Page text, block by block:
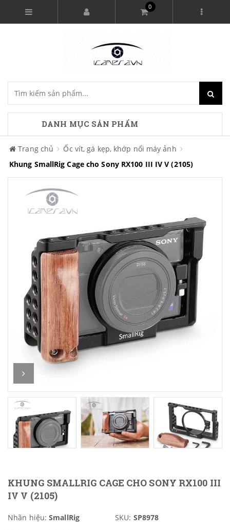
0
DANH MỤC SẢN PHẨM
Trang chủ
Ốc vít, gá kẹp, khớp nối máy ảnh
Khung SmallRig Cage cho Sony RX100 III IV V (2105)
KHUNG SMALLRIG CAGE CHO SONY RX100 III
IV V (2105)
Nhãn hiệu: SmallRig SKU: SP8978